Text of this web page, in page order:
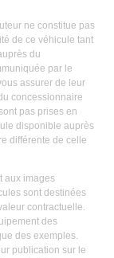
ne constitue pas
de ce véhicule tant
du
par le
assurer de leur
concessionnaire
pas prises en
disponible auprès
différente de celle
aux images
sont destinées
contractuelle.
des
des exemples.
publication sur le